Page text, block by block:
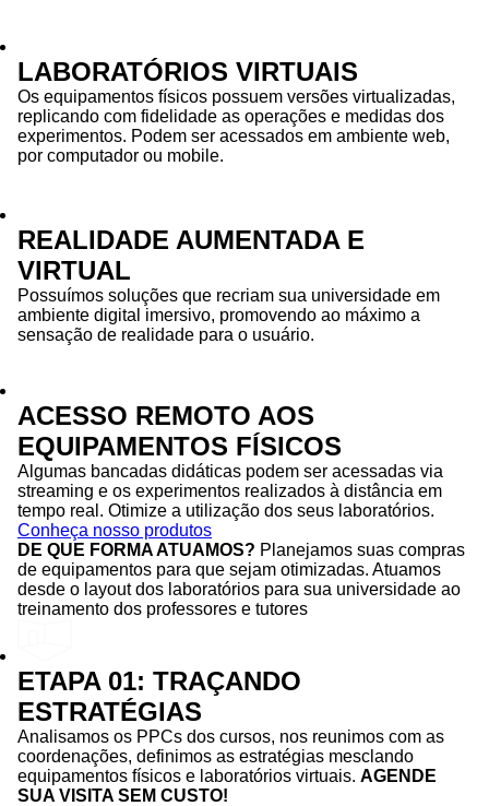
LABORATÓRIOS VIRTUAIS
Os equipamentos físicos possuem versões virtualizadas,
replicando com fidelidade as operações e medidas dos
experimentos. Podem ser acessados em ambiente web,
por computador ou mobile.
REALIDADE AUMENTADA E
VIRTUAL
Possuímos soluções que recriam sua universidade em
ambiente digital imersivo, promovendo ao máximo a
sensação de realidade para o usuário.
ACESSO REMOTO AOS
EQUIPAMENTOS FÍSICOS
Algumas bancadas didáticas podem ser acessadas via
streaming e os experimentos realizados à distância em
tempo real. Otimize a utilização dos seus laboratórios.
Conheça nosso produtos
DE QUE FORMA ATUAMOS? Planejamos suas compras
de equipamentos para que sejam otimizadas. Atuamos
desde o layout dos laboratórios para sua universidade ao
treinamento dos professores e tutores
ETAPA 01: TRAÇANDO
ESTRATÉGIAS
Analisamos os PPCs dos cursos, nos reunimos com as
coordenações, definimos as estratégias mesclando
equipamentos físicos e laboratórios virtuais. AGENDE
SUA VISITA SEM CUSTO!